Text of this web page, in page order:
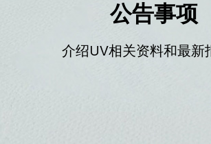
公告事项
介绍UV相关资料和最新